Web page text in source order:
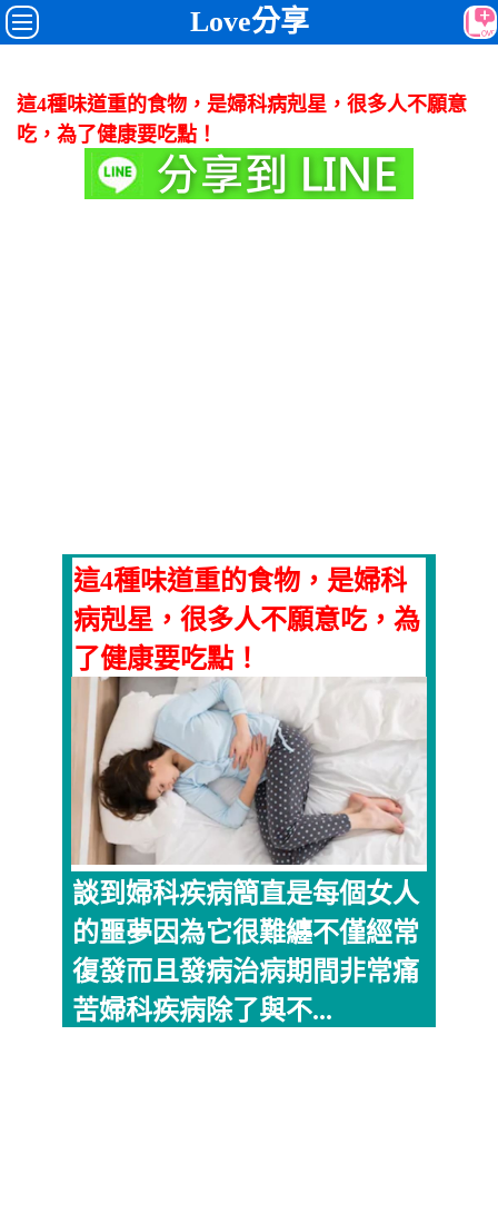
Love分享
這4種味道重的食物，是婦科病剋星，很多人不願意
吃，為了健康要吃點！
這4種味道重的食物，是婦科
病剋星，很多人不願意吃，為
了健康要吃點！
談到婦科疾病簡直是每個女人
的噩夢因為它很難纏不僅經常
復發而且發病治病期間非常痛
苦婦科疾病除了與不...